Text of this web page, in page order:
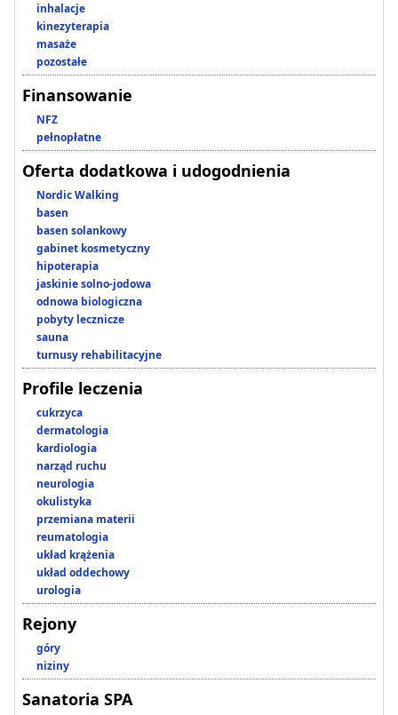
inhalacje
kinezyterapia
masaże
pozostałe
Finansowanie
NFZ
pełnopłatne
Oferta dodatkowa i udogodnienia
Nordic Walking
basen
basen solankowy
gabinet kosmetyczny
hipoterapia
jaskinie solno-jodowa
odnowa biologiczna
pobyty lecznicze
sauna
turnusy rehabilitacyjne
Profile leczenia
cukrzyca
dermatologia
kardiologia
narząd ruchu
neurologia
okulistyka
przemiana materii
reumatologia
układ krążenia
układ oddechowy
urologia
Rejony
góry
niziny
Sanatoria SPA